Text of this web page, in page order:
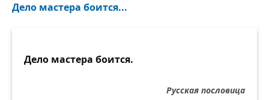
Дело мастера боится...
Дело мастера боится.
Русская пословица